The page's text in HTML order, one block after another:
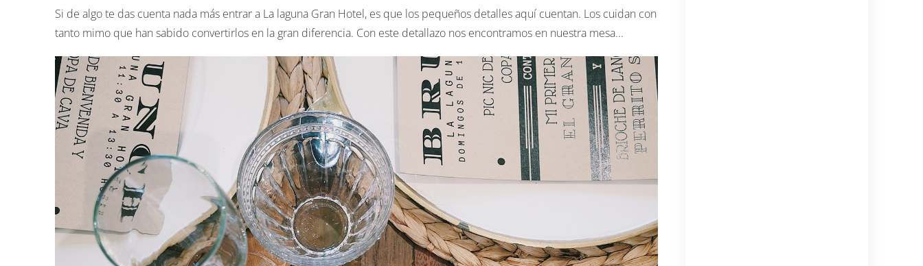
Si de algo te das cuenta nada más entrar a La laguna Gran Hotel, es que los pequeños detalles aquí cuentan. Los cuidan con
tanto mimo que han sabido convertirlos en la gran diferencia. Con este detallazo nos encontramos en nuestra mesa...